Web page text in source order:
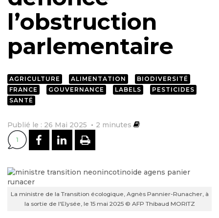
l’obstruction
parlementaire
AGRICULTURE ALIMENTATION
BIODIVERSITÉ
FRANCE
GOUVERNANCE LABELS
PESTICIDES
SANTÉ
Publié le : 26 Mai 2025 2 minutes
1 PARTAGER SUR FACEBOOK
PARTAGER SUR
IMPRIMER
La ministre de la Transition écologique, Agnès Pannier-Runacher, à
la sortie de l'Elysée, le 15 mai 2025 © AFP Thibaud MORITZ